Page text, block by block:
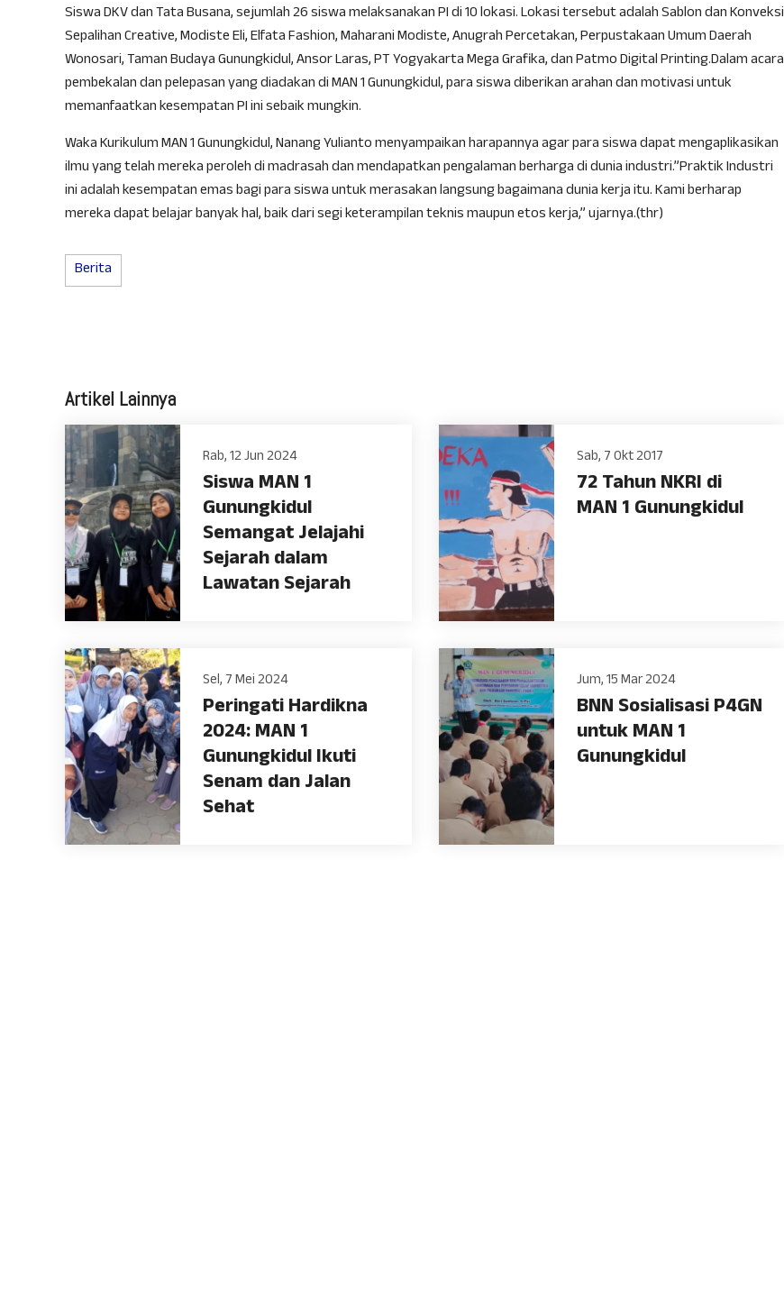
Siswa DKV dan Tata Busana, sejumlah 26 siswa melaksanakan PI di 10 lokasi. Lokasi tersebut adalah Sablon dan Konveksi
Sepalihan Creative, Modiste Eli, Elfata Fashion, Maharani Modiste, Anugrah Percetakan, Perpustakaan Umum Daerah
Wonosari, Taman Budaya Gunungkidul, Ansor Laras, PT Yogyakarta Mega Grafika, dan Patmo Digital Printing.Dalam acara
pembekalan dan pelepasan yang diadakan di MAN 1 Gunungkidul, para siswa diberikan arahan dan motivasi untuk
memanfaatkan kesempatan PI ini sebaik mungkin.
Waka Kurikulum MAN 1 Gunungkidul, Nanang Yulianto menyampaikan harapannya agar para siswa dapat mengaplikasikan
ilmu yang telah mereka peroleh di madrasah dan mendapatkan pengalaman berharga di dunia industri.”Praktik Industri
ini adalah kesempatan emas bagi para siswa untuk merasakan langsung bagaimana dunia kerja itu. Kami berharap
mereka dapat belajar banyak hal, baik dari segi keterampilan teknis maupun etos kerja,” ujarnya.(thr)
Berita
Artikel Lainnya
Rab, 12 Jun 2024
Siswa MAN 1
Gunungkidul
Semangat Jelajahi
Sejarah dalam
Lawatan Sejarah
Sab, 7 Okt 2017
72 Tahun NKRI di
MAN 1 Gunungkidul
Sel, 7 Mei 2024
Peringati Hardikna
2024: MAN 1
Gunungkidul Ikuti
Senam dan Jalan
Sehat
Jum, 15 Mar 2024
BNN Sosialisasi P4GN
untuk MAN 1
Gunungkidul